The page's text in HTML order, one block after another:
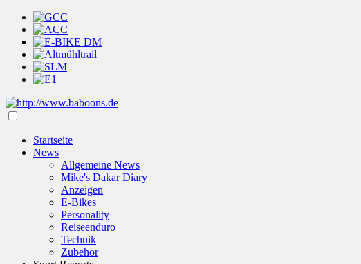
Startseite
News
Allgemeine News
Mike's Dakar Diary
Anzeigen
E-Bikes
Personality
Reiseenduro
Technik
Zubehör